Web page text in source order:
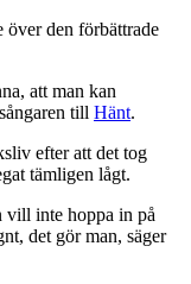
över den förbättrade
att man kan
till Hänt.
efter att det tog
tämligen lågt.
vill inte hoppa in på
det gör man, säger